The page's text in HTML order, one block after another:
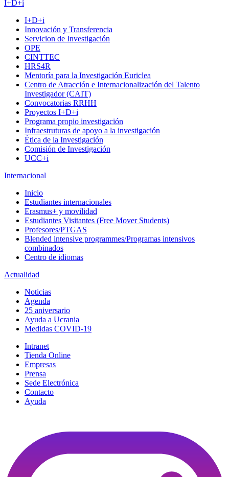
I+D+i
I+D+i
Innovación y Transferencia
Servicion de Investigación
OPE
CINTTEC
HRS4R
Mentoría para la Investigación Euriclea
Centro de Atracción e Internacionalización del Talento
Investigador (CAIT)
Convocatorias RRHH
Proyectos I+D+i
Programa propio investigación
Infraestruturas de apoyo a la investigación
Ética de la Investigación
Comisión de Investigación
UCC+i
Internacional
Inicio
Estudiantes internacionales
Erasmus+ y movilidad
Estudiantes Visitantes (Free Mover Students)
Profesores/PTGAS
Blended intensive programmes/Programas intensivos
combinados
Centro de idiomas
Actualidad
Noticias
Agenda
25 aniversario
Ayuda a Ucrania
Medidas COVID-19
Intranet
Tienda Online
Empresas
Prensa
Sede Electrónica
Contacto
Ayuda